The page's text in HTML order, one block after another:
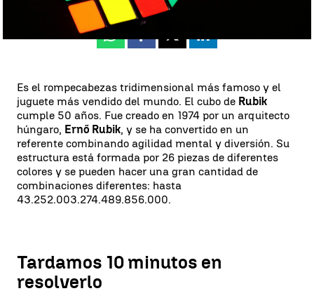
WhatsappFacebook
X Linkedin
Es el rompecabezas tridimensional más famoso y el
juguete más vendido del mundo. El cubo de Rubik
cumple 50 años. Fue creado en 1974 por un arquitecto
húngaro, Ernő Rubik, y se ha convertido en un
referente combinando agilidad mental y diversión. Su
estructura está formada por 26 piezas de diferentes
colores y se pueden hacer una gran cantidad de
combinaciones diferentes: hasta
43.252.003.274.489.856.000.
Tardamos 10 minutos en
resolverlo